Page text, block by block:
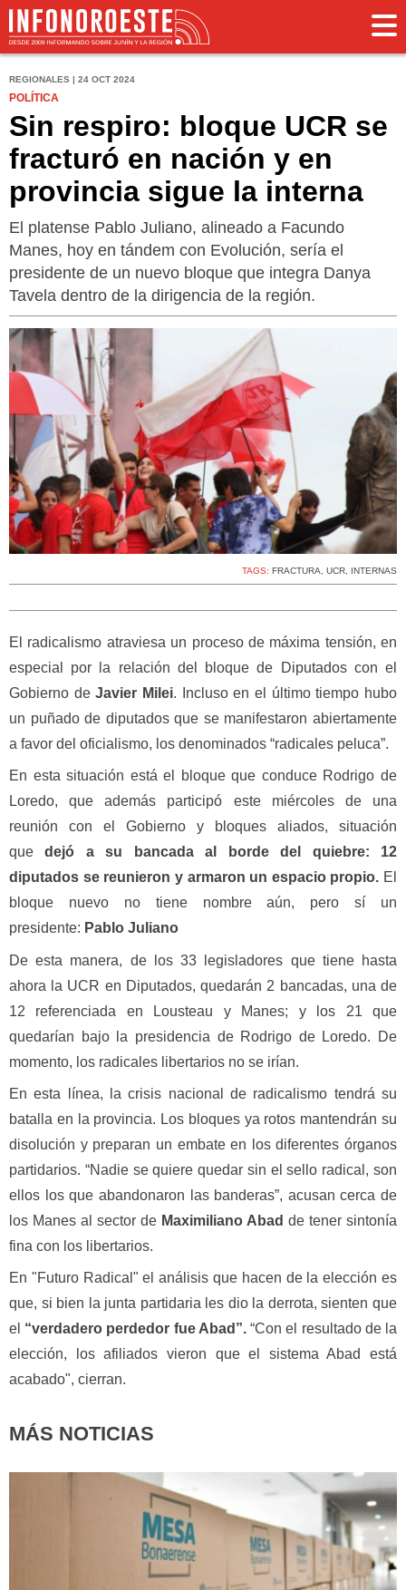
REGIONALES | 24 OCT 2024
POLÍTICA
Sin respiro: bloque UCR se
fracturó en nación y en
provincia sigue la interna
El platense Pablo Juliano, alineado a Facundo
Manes, hoy en tándem con Evolución, sería el
presidente de un nuevo bloque que integra Danya
Tavela dentro de la dirigencia de la región.
TAGS: FRACTURA, UCR, INTERNAS
El radicalismo atraviesa un proceso de máxima tensión, en
especial por la relación del bloque de Diputados con el
Gobierno deJavier Milei. Incluso en el último tiempo hubo
un puñado de diputados que se manifestaron abiertamente
a favor del oficialismo, los denominados “radicales peluca”.
En esta situación está el bloque que conduce Rodrigo de
Loredo, que además participó este miércoles de una
reunión con el Gobierno y bloques aliados, situación
quedejó a su bancada al borde del quiebre: 12
diputados se reunieron y armaron un espacio propio. El
bloque nuevo no tiene nombre aún, pero sí un
presidente: Pablo Juliano
De esta manera, de los 33 legisladores que tiene hasta
ahora la UCR en Diputados, quedarán 2 bancadas, una de
12 referenciada en Lousteau y Manes; y los 21 que
quedarían bajo la presidencia de Rodrigo de Loredo. De
momento, los radicales libertarios no se irían.
En esta línea, la crisis nacional de radicalismo tendrá su
batalla en la provincia. Los bloques ya rotos mantendrán su
disolución y preparan un embate en los diferentes órganos
partidarios. “Nadie se quiere quedar sin el sello radical, son
ellos los que abandonaron las banderas”, acusan cerca de
los Manes al sector de Maximiliano Abad de tener sintonía
fina con los libertarios.
En "Futuro Radical" el análisis que hacen de la elección es
que, si bien la junta partidaria les dio la derrota, sienten que
el “verdadero perdedor fue Abad”.“Con el resultado de la
elección, los afiliados vieron que el sistema Abad está
acabado", cierran.
MÁS NOTICIAS